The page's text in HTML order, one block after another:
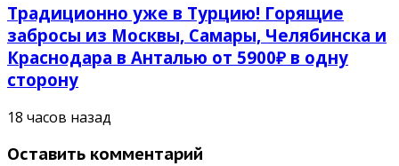
Традиционно уже в Турцию! Горящие
забросы из Москвы, Самары, Челябинска и
Краснодара в Анталью от 5900₽ в одну
сторону
18 часов назад
Оставить комментарий